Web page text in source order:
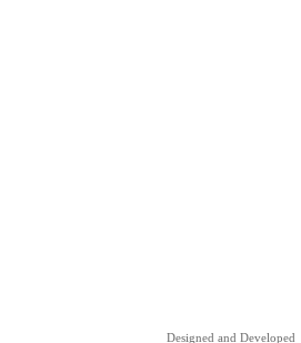
Designed and Developed